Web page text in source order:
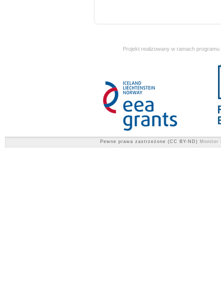
Projekt realizowany w ramach
Pewne prawa zastrzeżone (CC BY-ND) Monitor